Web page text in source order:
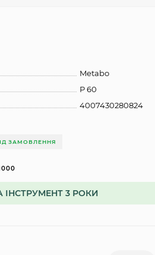
Metabo
Р 60
4007430280824
ЗАМОВЛЕННЯ
ІНСТРУМЕНТ 3 РОКИ